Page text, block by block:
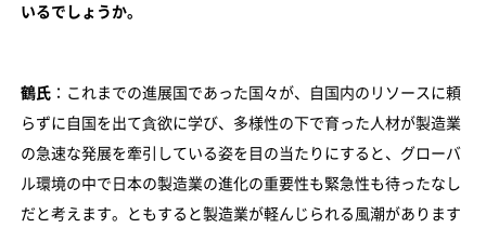
いるでしょうか。
鶴氏 ：これまでの進展国であった国々が、自国内のリソースに頼
らずに自国を出て貪欲に学び、多様性の下で育った人材が製造業
の急速な発展を牽引している姿を目の当たりにすると、グローバ
ル環境の中で日本の製造業の進化の重要性も緊急性も待ったなし
だと考えます。ともすると製造業が軽んじられる風潮があります